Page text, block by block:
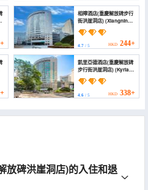
相檸酒店(重慶解放碑步行
街洪崖洞店) (Xiangning
Hotel (Chongqing
Jiefangbei Pedestrian
Street Hongyadong
Branch))
4.7/ 5 HKD 244+
凱里亞德酒店(重慶解放碑
步行街洪崖洞店) (Kyriad
Hotel (Chongqing
Jiefangbei Pedestrian
Street Hongyadong))
4.6/ 5 HKD 338+
放碑洪崖洞店)的入住和退